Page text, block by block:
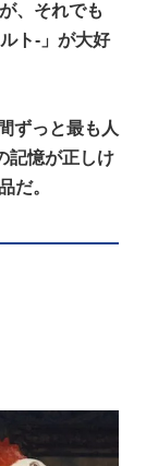
、それでも
ト-」が大好
ずっと最も人
記憶が正しけ
だ。